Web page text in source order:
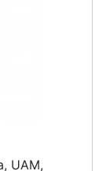
UAM,